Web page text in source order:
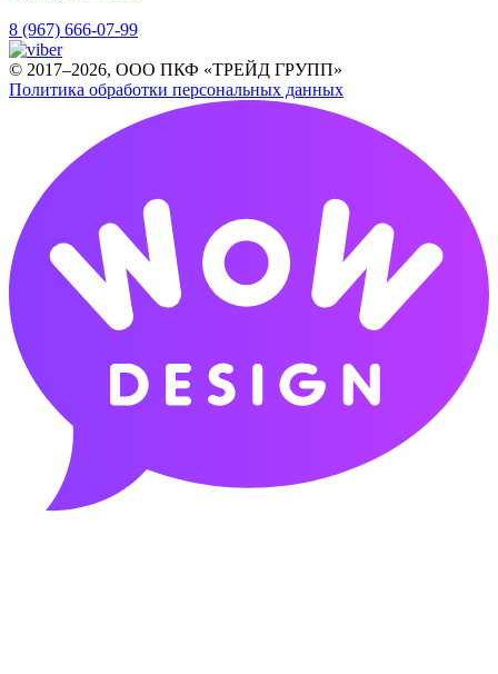
8 (967) 666-07-99
© 2017–2026, ООО ПКФ «ТРЕЙД ГРУПП»
Политика обработки персональных данных